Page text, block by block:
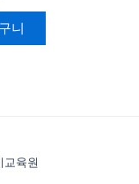
니
교육원